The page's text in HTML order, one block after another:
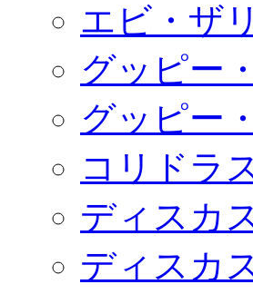
エビ・ザ
グッピー
グッピー
コリドラ
ディスカ
ディスカ